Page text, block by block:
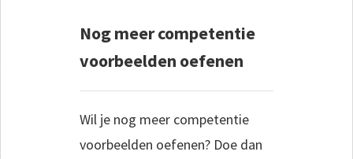
Nog meer competentie
voorbeelden oefenen
Wil je nog meer competentie
voorbeelden oefenen? Doe dan